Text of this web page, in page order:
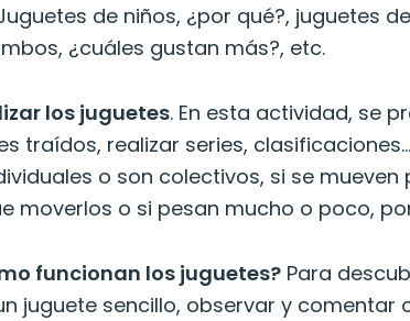
de niños, ¿por qué?, juguetes
¿cuáles gustan más?, etc.
los juguetes. En esta actividad, se
traídos, realizar series,
o son colectivos, si se
moverlos o si pesan mucho o poco,
funcionan los juguetes? Para
juguete sencillo, observar y comentar